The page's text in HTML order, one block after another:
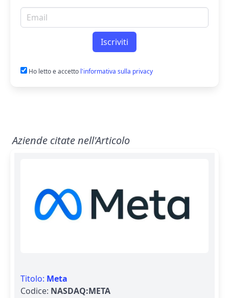
Email per newsletter
Iscriviti
Ho letto e accetto l'informativa sulla privacy
Aziende citate nell'Articolo
Titolo: Meta
Codice: NASDAQ:META